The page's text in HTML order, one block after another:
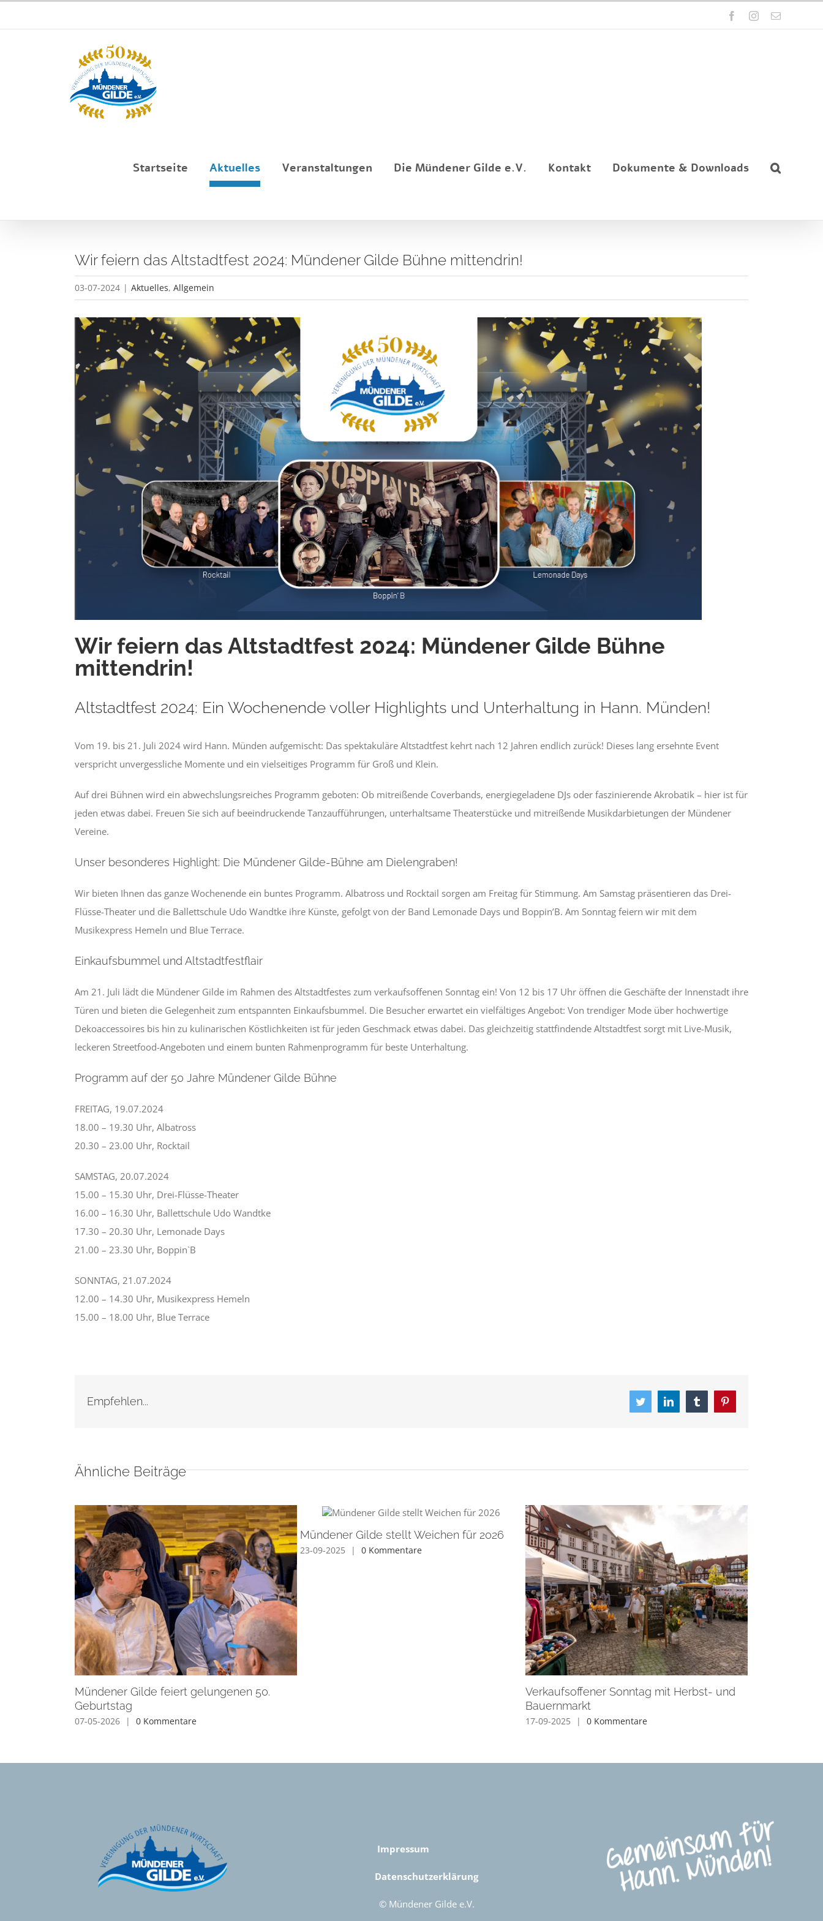
Inhalt
FacebookInstagram
E-
Startseite Aktuelles Veranstaltungen Die Mündener Gilde e.V. Kontakt Dokumente & Downloads
Wir feiern das Altstadtfest 2024: Mündener Gilde Bühne mittendrin!
03-07-2024 | Aktuelles, Allgemein
Wir feiern das Altstadtfest 2024: Mündener Gilde Bühne
mittendrin!
Altstadtfest 2024: Ein Wochenende voller Highlights und Unterhaltung in Hann. Münden!
Vom 19. bis 21. Juli 2024 wird Hann. Münden aufgemischt: Das spektakuläre Altstadtfest kehrt nach 12 Jahren endlich zurück! Dieses lang ersehnte Event
verspricht unvergessliche Momente und ein vielseitiges Programm für Groß und Klein.
Auf drei Bühnen wird ein abwechslungsreiches Programm geboten: Ob mitreißende Coverbands, energiegeladene DJs oder faszinierende Akrobatik – hier ist für
jeden etwas dabei. Freuen Sie sich auf beeindruckende Tanzaufführungen, unterhaltsame Theaterstücke und mitreißende Musikdarbietungen der Mündener
Vereine.
Unser besonderes Highlight: Die Mündener Gilde-Bühne am Dielengraben!
Wir bieten Ihnen das ganze Wochenende ein buntes Programm. Albatross und Rocktail sorgen am Freitag für Stimmung. Am Samstag präsentieren das Drei-
Flüsse-Theater und die Ballettschule Udo Wandtke ihre Künste, gefolgt von der Band Lemonade Days und Boppin’B. Am Sonntag feiern wir mit dem
Musikexpress Hemeln und Blue Terrace.
Einkaufsbummel und Altstadtfestflair
Am 21. Juli lädt die Mündener Gilde im Rahmen des Altstadtfestes zum verkaufsoffenen Sonntag ein! Von 12 bis 17 Uhr öffnen die Geschäfte der Innenstadt ihre
Türen und bieten die Gelegenheit zum entspannten Einkaufsbummel. Die Besucher erwartet ein vielfältiges Angebot: Von trendiger Mode über hochwertige
Dekoaccessoires bis hin zu kulinarischen Köstlichkeiten ist für jeden Geschmack etwas dabei. Das gleichzeitig stattfindende Altstadtfest sorgt mit Live-Musik,
leckeren Streetfood-Angeboten und einem bunten Rahmenprogramm für beste Unterhaltung.
Programm auf der 50 Jahre Mündener Gilde Bühne
FREITAG, 19.07.2024
18.00 – 19.30 Uhr, Albatross
20.30 – 23.00 Uhr, Rocktail
SAMSTAG, 20.07.2024
15.00 – 15.30 Uhr, Drei-Flüsse-Theater
16.00 – 16.30 Uhr, Ballettschule Udo Wandtke
17.30 – 20.30 Uhr, Lemonade Days
21.00 – 23.30 Uhr, Boppin`B
SONNTAG, 21.07.2024
12.00 – 14.30 Uhr, Musikexpress Hemeln
15.00 – 18.00 Uhr, Blue Terrace
Empfehlen... TwitterLinkedIn Tumblr
Ähnliche Beiträge
Mündener Gilde feiert gelungenen 50.
Geburtstag
07-05-2026 | 0 Kommentare
Mündener Gilde stellt Weichen für 2026
23-09-2025 | 0 Kommentare
Verkaufsoffener Sonntag mit Herbst- und
Bauernmarkt
17-09-2025 | 0 Kommentare
Impressum
Datenschutzerklärung
© Mündener Gilde e.V.